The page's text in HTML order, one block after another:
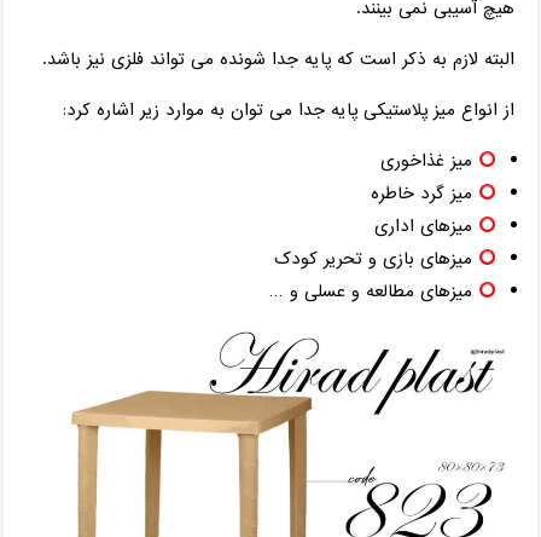
هیچ آسیبی نمی ‌بینند.
البته لازم به ذکر است که پایه جدا شونده می تواند فلزی نیز باشد.
از انواع میز پلاستیکی پایه جدا می توان به موارد زیر اشاره کرد:
میز غذاخوری
میز گرد خاطره
میزهای اداری
میزهای بازی و تحریر کودک
میزهای مطالعه و عسلی و …